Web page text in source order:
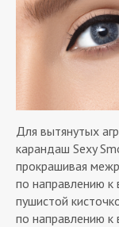
Для вытянутых
карандаш Sexy
прокрашивая
по направлению к
пушистой
по направлению к